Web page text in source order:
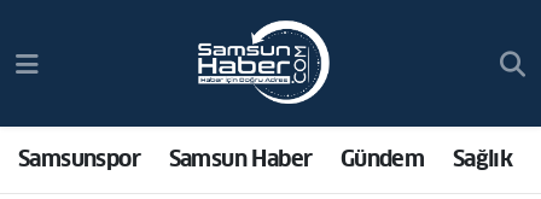
Samsunspor Samsun Haber Gündem Sağlık
Samsun Haber
Trafik Durumu